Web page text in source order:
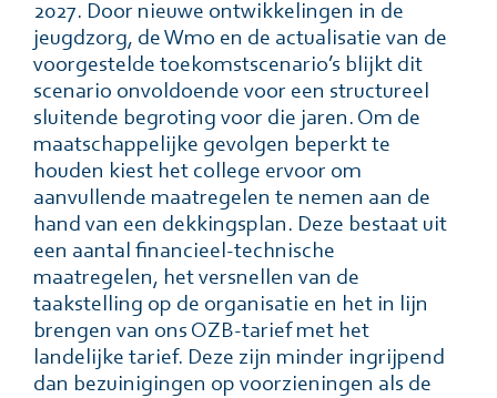
2027. Door nieuwe ontwikkelingen in de
jeugdzorg, de Wmo en de actualisatie van de
voorgestelde toekomstscenario’s blijkt dit
scenario onvoldoende voor een structureel
sluitende begroting voor die jaren. Om de
maatschappelijke gevolgen beperkt te
houden kiest het college ervoor om
aanvullende maatregelen te nemen aan de
hand van een dekkingsplan. Deze bestaat uit
een aantal financieel-technische
maatregelen, het versnellen van de
taakstelling op de organisatie en het in lijn
brengen van ons OZB-tarief met het
landelijke tarief. Deze zijn minder ingrijpend
dan bezuinigingen op voorzieningen als de